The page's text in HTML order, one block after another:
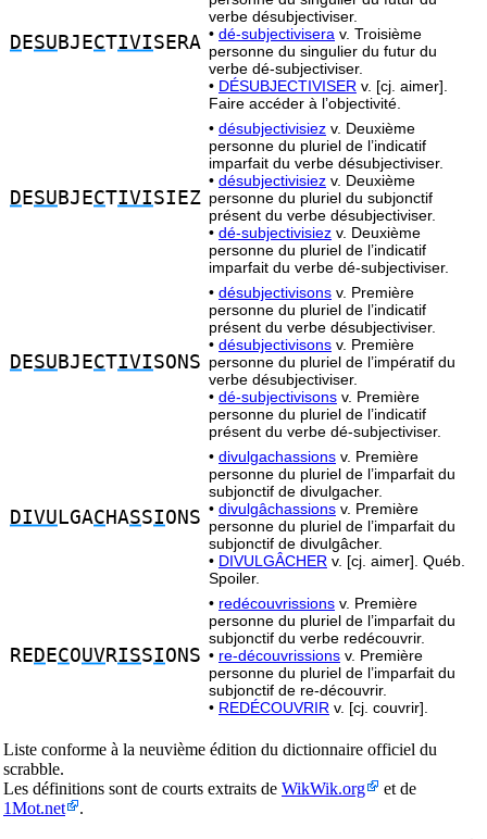
D ESU BJECTIVISERA
verbe désubjectiviser.
• dé-subjectivisera v. Troisième
personne du singulier du futur du
verbe dé-subjectiviser.
• DÉSUBJECTIVISER v. [cj. aimer].
Faire accéder à l’objectivité.
D ESU BJECTIVISIEZ
• désubjectivisiez v. Deuxième
personne du pluriel de l’indicatif
imparfait du verbe désubjectiviser.
• désubjectivisiez v. Deuxième
personne du pluriel du subjonctif
présent du verbe désubjectiviser.
• dé-subjectivisiez v. Deuxième
personne du pluriel de l’indicatif
imparfait du verbe dé-subjectiviser.
D ESU BJECTIVISONS
• désubjectivisons v. Première
personne du pluriel de l’indicatif
présent du verbe désubjectiviser.
• désubjectivisons v. Première
personne du pluriel de l’impératif du
verbe désubjectiviser.
• dé-subjectivisons v. Première
personne du pluriel de l’indicatif
présent du verbe dé-subjectiviser.
DIVU LGAC HASSIONS
• divulgachassions v. Première
personne du pluriel de l’imparfait du
subjonctif de divulgacher.
• divulgâchassions v. Première
personne du pluriel de l’imparfait du
subjonctif de divulgâcher.
• DIVULGÂCHER v. [cj. aimer]. Québ.
Spoiler.
RE D ECOUVRISSIONS
• redécouvrissions v. Première
personne du pluriel de l’imparfait du
subjonctif du verbe redécouvrir.
• re-découvrissions v. Première
personne du pluriel de l’imparfait du
subjonctif de re-découvrir.
• REDÉCOUVRIR v. [cj. couvrir].
Liste conforme à la neuvième édition du dictionnaire officiel du
scrabble.
Les définitions sont de courts extraits de WikWik.org
et de
1Mot.net
.